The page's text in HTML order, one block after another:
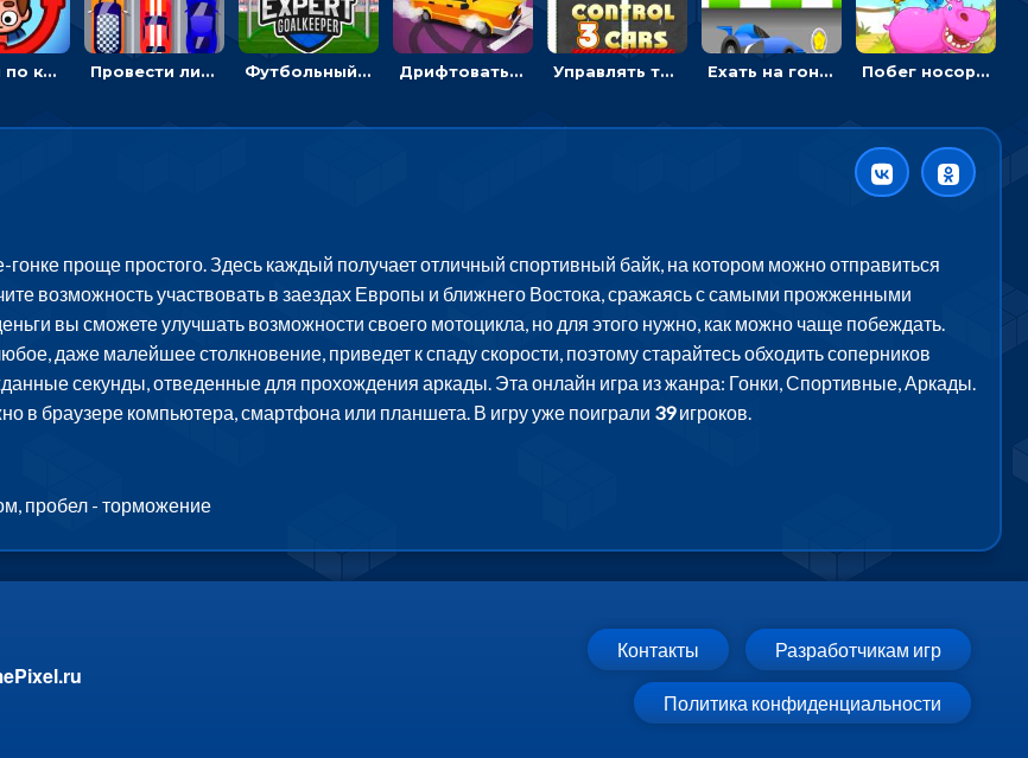
Пройти по комнате и не попасться роботам, чтобы перезагрузить компьютер Провести линию, чтобы припарковать машину на место и собрать монеты - гонки Футбольный вратарь: ловить мяч и отражать атаку соперника - спортивные Дрифтовать и парковаться на городской трассе - гонки Управлять тремя машинками в разных рядах на трассе - гонки Ехать на гоночной машине, чтобы обходить преграды и собирать звезды - для мальчиков Побег носорога: собирать фрукты и сбивать преграды
гонке проще простого. Здесь каждый получает отличный спортивный байк, на котором можно отправиться
возможность участвовать в заездах Европы и ближнего Востока, сражаясь с самыми прожженными
вы сможете улучшать возможности своего мотоцикла, но для этого нужно, как можно чаще побеждать.
даже малейшее столкновение, приведет к спаду скорости, поэтому старайтесь обходить соперников
секунды, отведенные для прохождения аркады. Эта онлайн игра из жанра: Гонки, Спортивные, Аркады.
в браузере компьютера, смартфона или планшета. В игру уже поиграли 39игроков.
пробел - торможение
Контакты Разработчикам игр
Политика конфиденциальности